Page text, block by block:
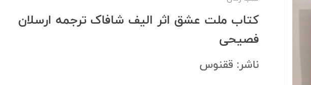
کتاب ملت عشق اثر الیف شافاک ترجمه ارسلان
فصیحی
ناشر: ققنوس